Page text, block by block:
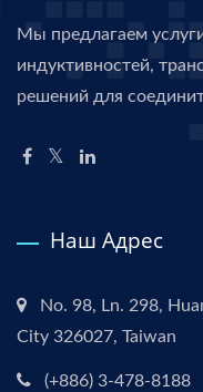
Мы предлагаем
индуктивностей,
решений для
Наш Адрес
No. 98, Ln. 298,
City 326027, Taiwan
(+886) 3-478-8188